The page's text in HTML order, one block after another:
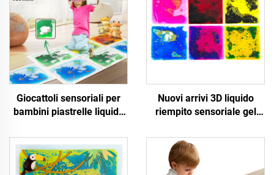
Giocattoli sensoriali per
bambini piastrelle liquide
bambini colore all'interno
può essere spliced tappeti
sensoriali
Nuovi arrivi 3D liquido
riempito sensoriale gel
TPU giocattoli sensoriali
tattili per bambini autistici